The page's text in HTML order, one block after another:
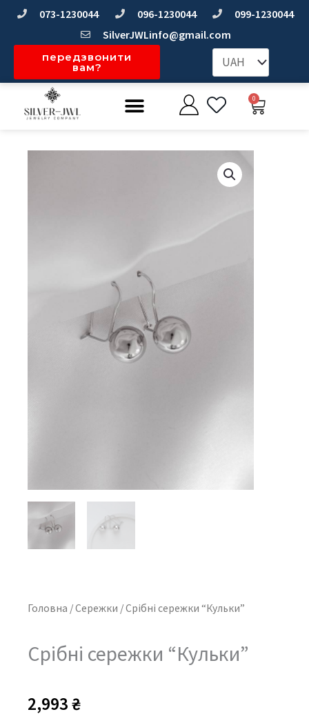
Перейти073-1230044 096-1230044
099-1230044
SilverJWLinfo@gmail.com
передзвонити
вам?
Меню 0
Головна /Сережки / Срібні сережки “Кульки”
Срібні сережки “Кульки”
2,993₴